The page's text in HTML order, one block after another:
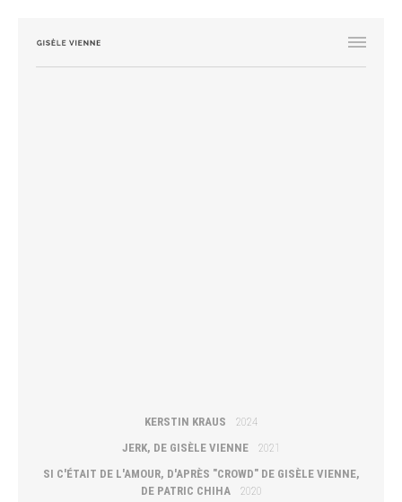
KERSTIN KRAUS
2024
JERK, DE GISÈLE VIENNE
2021
SI C'ÉTAIT DE L'AMOUR, D'APRÈS "CROWD" DE GISÈLE VIENNE,
DE PATRIC CHIHA
2020